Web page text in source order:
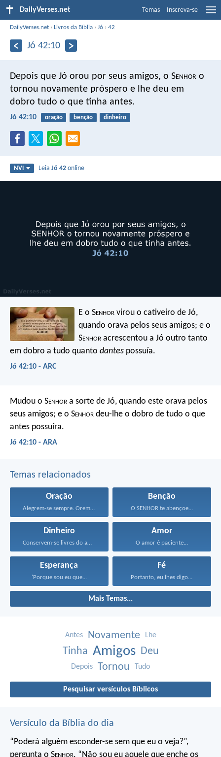
DailyVerses.net Temas Inscreva-se
DailyVerses.net ›Livros da Bíblia ›Jó ›42
Jó 42:10
Depois que Jó orou por seus amigos, o Senhor o
tornou novamente próspero e lhe deu em
dobro tudo o que tinha antes.
Jó 42:10 oração benção dinheiro
NVI LeiaJó 42 online
E o Senhor virou o cativeiro de Jó,
quando orava pelos seus amigos; e o
Senhor acrescentou a Jó outro tanto
em dobro a tudo quanto dantes possuía.
Jó 42:10 - ARC
Mudou o Senhor a sorte de Jó, quando este orava pelos
seus amigos; e o Senhor deu-lhe o dobro de tudo o que
antes possuíra.
Jó 42:10 - ARA
Temas relacionados
Oração
Alegrem-se sempre. Orem continuamente...
Benção
O SENHOR te abençoe...
Dinheiro
Conservem-se livres do amor...
Amor
O amor é paciente...
Esperança
‘Porque sou eu que...
Fé
Portanto, eu lhes digo...
Mais Temas...
Antes Novamente Lhe
Tinha Amigos Deu
Depois Tornou Tudo
Pesquisar versículos Bíblicos
Versículo da Bíblia do dia
“Poderá alguém esconder-se sem que eu o veja?”,
pergunta o Senhor. “Não sou eu aquele que enche os